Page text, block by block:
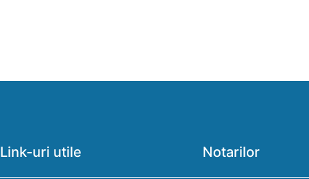
Link-uri utile Notarilor